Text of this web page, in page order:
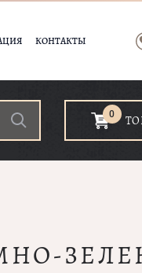
КОНТАКТЫ
0